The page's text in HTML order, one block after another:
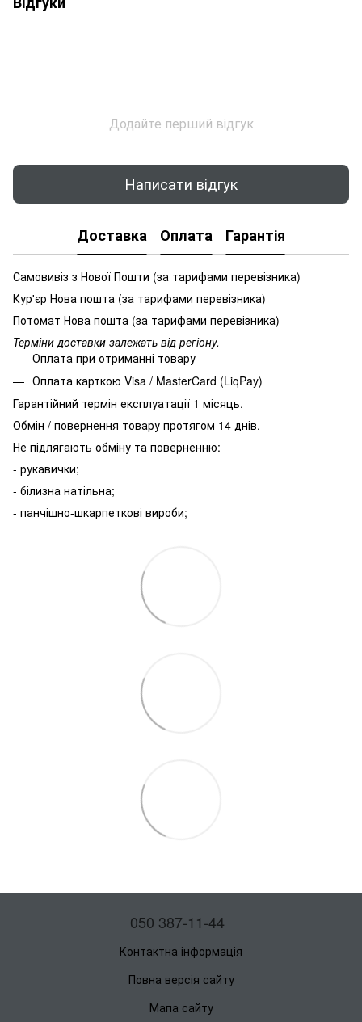
Додайте перший відгук
Написати відгук
Доставка Оплата Гарантія
Самовивіз з Нової Пошти (за тарифами перевізника)
Кур'єр Нова пошта (за тарифами перевізника)
Потомат Нова пошта (за тарифами перевізника)
Терміни доставки залежать від регіону.
Оплата при отриманні товару
Оплата карткою Visa / MasterCard (LiqPay)
Гарантійний термін експлуатації 1 місяць.
Обмін / повернення товару протягом 14 днів.
Не підлягають обміну та поверненню:
- рукавички;
- білизна натільна;
- панчішно-шкарпеткові вироби;
050 387-11-44
Контактна інформація
Повна версія сайту
Мапа сайту